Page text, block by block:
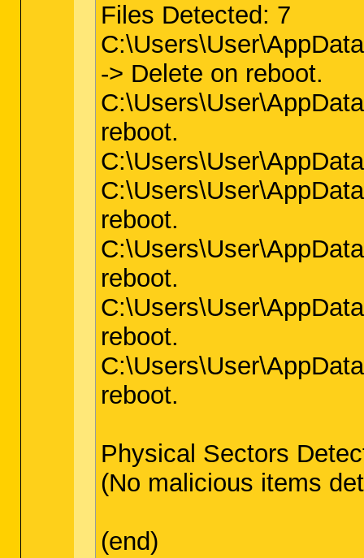
Files Detected: 7
-> Delete on reboot.
reboot.
reboot.
reboot.
reboot.
reboot.
Physical Sectors
(No malicious items
(end)